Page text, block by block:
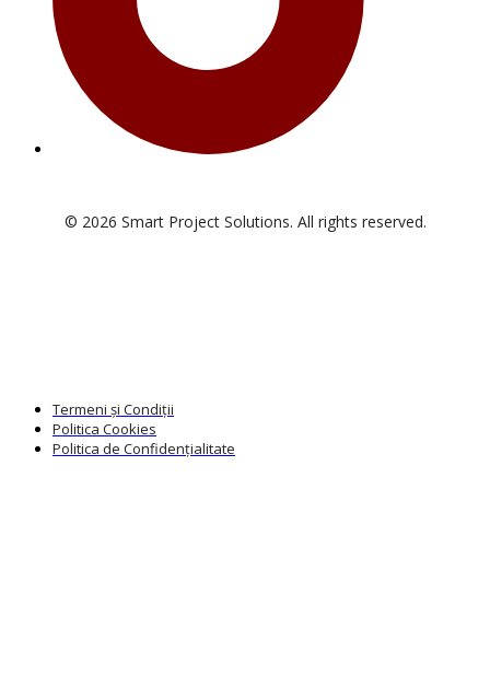
© 2026 Smart Project Solutions. All rights reserved.
Termeni și Condiții
Politica Cookies
Politica de Confidențialitate